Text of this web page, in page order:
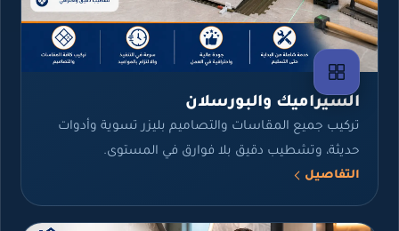
السيراميك والبورسلان
تركيب جميع المقاسات والتصاميم بليزر تسوية وأدوات
حديثة، وتشطيب دقيق بلا فوارق في المستوى.
التفاصيل